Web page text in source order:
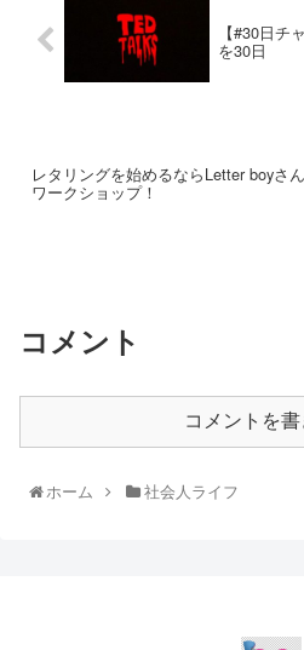
【#30日チ
を30日
レタリングを始めるならLetter boyさ
ワークショップ！
コメント
コメントを
ホーム 社会人ライフ